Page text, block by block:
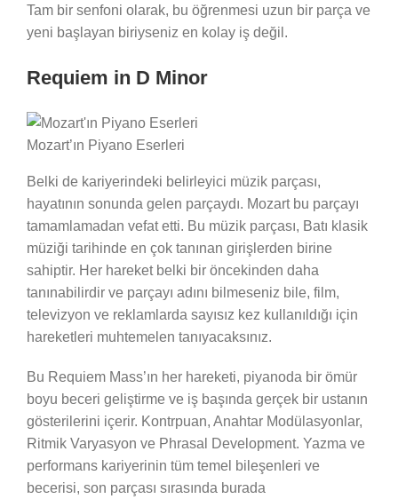
Tam bir senfoni olarak, bu öğrenmesi uzun bir parça ve
yeni başlayan biriyseniz en kolay iş değil.
Requiem in D Minor
Mozart’ın Piyano Eserleri
Belki de kariyerindeki belirleyici müzik parçası,
hayatının sonunda gelen parçaydı. Mozart bu parçayı
tamamlamadan vefat etti. Bu müzik parçası, Batı klasik
müziği tarihinde en çok tanınan girişlerden birine
sahiptir. Her hareket belki bir öncekinden daha
tanınabilirdir ve parçayı adını bilmeseniz bile, film,
televizyon ve reklamlarda sayısız kez kullanıldığı için
hareketleri muhtemelen tanıyacaksınız.
Bu Requiem Mass’ın her hareketi, piyanoda bir ömür
boyu beceri geliştirme ve iş başında gerçek bir ustanın
gösterilerini içerir. Kontrpuan, Anahtar Modülasyonlar,
Ritmik Varyasyon ve Phrasal Development. Yazma ve
performans kariyerinin tüm temel bileşenleri ve
becerisi, son parçası sırasında burada